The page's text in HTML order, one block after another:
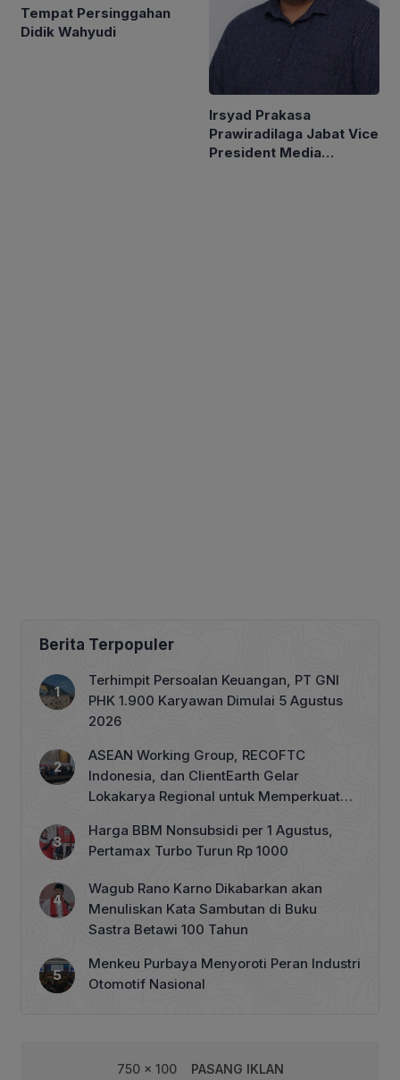
Tempat Persinggahan
Irsyad Prakasa
Prawiradilaga Jabat Vice
President Media
Berita Terpopuler
Terhimpit Persoalan Keuangan, PT GNI
PHK 1.900 Karyawan Dimulai 5 Agustus
2026
ASEAN Working Group, RECOFTC
Indonesia, dan ClientEarth Gelar
Lokakarya Regional untuk Memperkuat
Harga BBM Nonsubsidi per 1 Agustus,
Pertamax Turbo Turun Rp 1000
Wagub Rano Karno Dikabarkan akan
Menuliskan Kata Sambutan di Buku
Sastra Betawi 100 Tahun
Menkeu Purbaya Menyoroti Peran Industri
Otomotif Nasional
750 x 100 PASANG IKLAN